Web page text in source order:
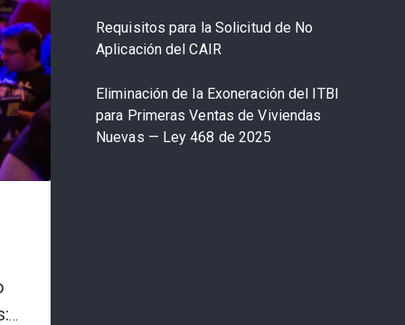
Requisitos para la Solicitud de No
Aplicación del CAIR
Eliminación de la Exoneración del ITBI
para Primeras Ventas de Viviendas
Nuevas — Ley 468 de 2025